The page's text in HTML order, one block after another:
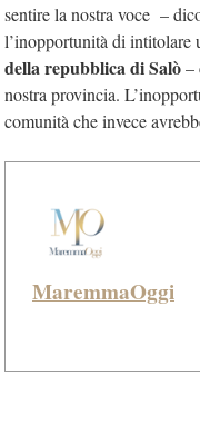
sentire la nostra voce –
l’inopportunità di intitolare
della repubblica di Salò–
nostra provincia.
comunità che invece
MaremmaOggi